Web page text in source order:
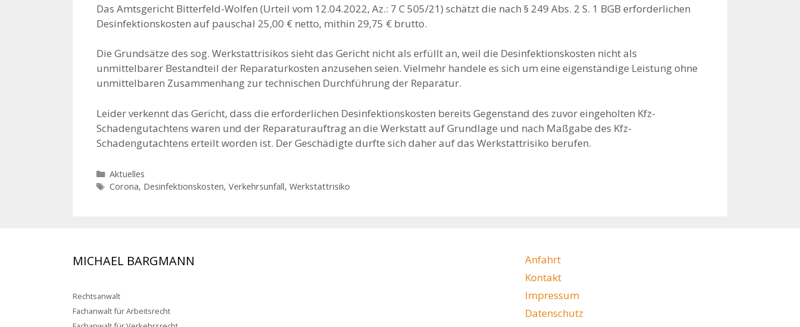
Das Amtsgericht Bitterfeld-Wolfen (Urteil vom 12.04.2022, Az.: 7 C 505/21) schätzt die nach § 249 Abs. 2 S. 1 BGB erforderlichen
Desinfektionskosten auf pauschal 25,00 € netto, mithin 29,75 € brutto.
Die Grundsätze des sog. Werkstattrisikos sieht das Gericht nicht als erfüllt an, weil die Desinfektionskosten nicht als
unmittelbarer Bestandteil der Reparaturkosten anzusehen seien. Vielmehr handele es sich um eine eigenständige Leistung ohne
unmittelbaren Zusammenhang zur technischen Durchführung der Reparatur.
Leider verkennt das Gericht, dass die erforderlichen Desinfektionskosten bereits Gegenstand des zuvor eingeholten Kfz-
Schadengutachtens waren und der Reparaturauftrag an die Werkstatt auf Grundlage und nach Maßgabe des Kfz-
Schadengutachtens erteilt worden ist. Der Geschädigte durfte sich daher auf das Werkstattrisiko berufen.
Kategorien
Aktuelles
Schlagwörter
Corona, Desinfektionskosten, Verkehrsunfall, Werkstattrisiko
MICHAEL BARGMANN
Rechtsanwalt
Fachanwalt für Arbeitsrecht
Anfahrt
Kontakt
Impressum
Datenschutz